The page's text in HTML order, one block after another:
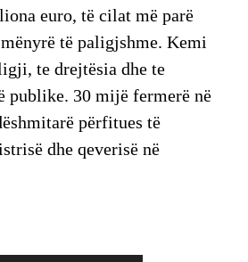
euro, të cilat më parë
të paligjshme. Kemi
te drejtësia dhe te
publike. 30 mijë fermerë në
përfitues të
dhe qeverisë në